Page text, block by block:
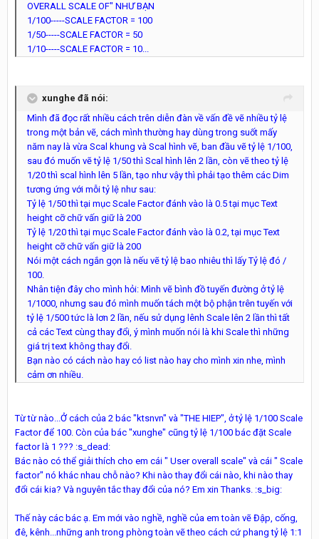
OVERALL SCALE OF" NHƯ BẠN
1/100-----SCALE FACTOR = 100
1/50-----SCALE FACTOR = 50
1/10-----SCALE FACTOR = 10...
xunghe đã nói:
Mình đã đọc rất nhiều cách trên diễn đàn về vấn đề vẽ nhiều tỷ lệ
trong một bản vẽ, cách mình thường hay dùng trong suốt mấy
năm nay là vừa Scal khung và Scal hình vẽ, ban đầu vẽ tỷ lệ 1/100,
sau đó muốn vẽ tỷ lệ 1/50 thì Scal hình lên 2 lần, còn vẽ theo tỷ lệ
1/20 thì scal hình lên 5 lần, tạo như vậy thì phải tạo thêm các Dim
tương ứng với mỗi tỷ lệ như sau:
Tỷ lệ 1/50 thì tại mục Scale Factor đánh vào là 0.5 tại mục Text
height cỡ chữ vấn giữ là 200
Tỷ lệ 1/20 thì tại mục Scale Factor đánh vào là 0.2, tại mục Text
height cỡ chữ vấn giữ là 200
Nói một cách ngắn gọn là nếu vẽ tỷ lệ bao nhiêu thì lấy Tỷ lệ đó /
100.
Nhân tiện đây cho mình hỏi: Mình vẽ bình đồ tuyến đường ở tỷ lệ
1/1000, nhưng sau đó mình muốn tách một bộ phận trên tuyến với
tỷ lệ 1/500 tức là lơn 2 lần, nếu sử dụng lênh Scale lên 2 lần thì tất
cả các Text cùng thay đổi, ý mình muốn nói là khi Scale thì những
giá trị text không thay đổi.
Bạn nào có cách nào hay có list nào hay cho mình xin nhe, mình
cảm ơn nhiều.
Từ từ nào...Ở cách của 2 bác "ktsnvn" và "THE HIEP", ở tỷ lệ 1/100 Scale
Factor để 100. Còn của bác "xunghe" cũng tỷ lệ 1/100 bác đặt Scale
factor là 1 ??? :s_dead:
Bác nào có thể giải thích cho em cái " User overall scale" và cái " Scale
factor" nó khác nhau chỗ nào? Khi nào thay đổi cái nào, khi nào thay
đổi cái kia? Và nguyên tắc thay đổi của nó? Em xin Thanks. :s_big:
Thế này các bác ạ. Em mới vào nghề, nghề của em toàn vẽ Đập, cống,
đê, kênh...những anh trong phòng toàn vẽ theo cách cứ phang tỷ lệ 1:1